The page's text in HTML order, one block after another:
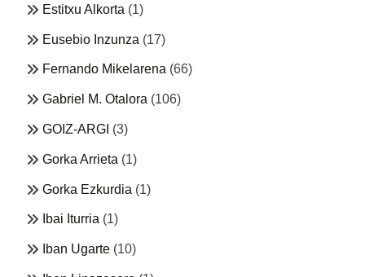
Estitxu Alkorta (1)
Eusebio Inzunza (17)
Fernando Mikelarena (66)
Gabriel M. Otalora (106)
GOIZ-ARGI (3)
Gorka Arrieta (1)
Gorka Ezkurdia (1)
Ibai Iturria (1)
Iban Ugarte (10)